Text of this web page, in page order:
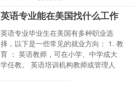
英语专业能在美国找什么工作
英语专业毕业生在美国有多种职业选
择，以下是一些常见的就业方向： 1. 教
育 ： 英语教师，可在小学、中学或大
学任教。 英语培训机构教师或管理人